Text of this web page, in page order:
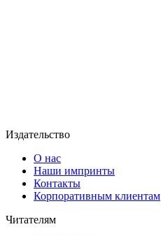
Издательство
О нас
Наши импринты
Контакты
Корпоративным клиентам
Читателям